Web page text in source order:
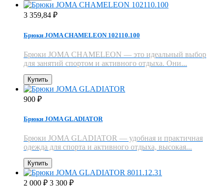
3 359,84 ₽
Брюки JOMA CHAMELEON 102110.100
Брюки JOMA CHAMELEON — это идеальный выбор
для занятий спортом и активного отдыха. Они...
Купить
900 ₽
Брюки JOMA GLADIATOR
Брюки JOMA GLADIATOR — удобная и практичная
одежда для спорта и активного отдыха, высокая...
Купить
2 000 ₽ 3 300 ₽